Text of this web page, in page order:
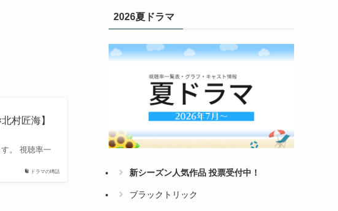
ドラマの噂話
村匠海】
。 視聴率一
2026夏ドラマ
新シーズン人気作品 投票受付中！
ブラックトリック